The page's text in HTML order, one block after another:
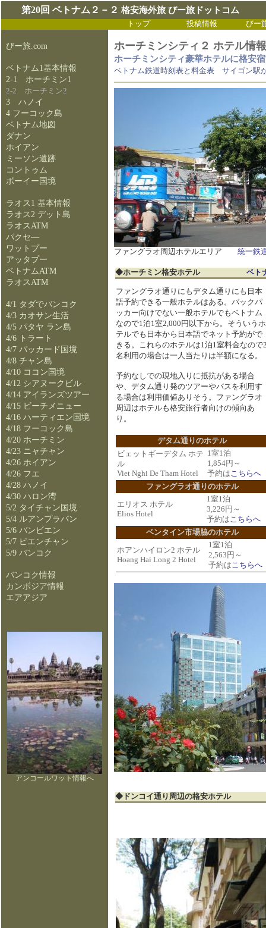
第20回 ベトナム２－２ 格安海外旅 びー旅ドットコム
トップ 投稿情報 びー
びー旅.com
ベトナム1基本情報
2-1 ホーチミン1
2-2 ホーチミン2
3 ハノイ
4 フーコック島
ベトナム地図
ダナン
ホイアン
ミーソン遺跡
コントゥム
ボーイー国境
ラオス1 基本情報
ラオス2 デット島
ラオスATM
パクセ―
ワットプー
アッタプー
ベトナムATM
ラオスATM
4/1 タダでバンコク
4/3 カオサン生活
4/5 パタヤ ラン島
4/6 トラート
4/7 パッカード国境
4/8 チャン島
4/10 ココン国境
4/12 シアヌークビル
4/14 アイランズツアー
4/15 ビーチメニュー
4/16 ハーティエン国境
4/18 フーコック島
4/20 ホーチミン
4/23 ニャチャン
4/26 ホイアン
4/26 フエ
4/28 ハノイ
4/30 ハロン湾
5/2 タイチャン国境
5/4 ルアンプラバン
5/6 バンビエン
5/7 ビエンチャン
5/9 バンコク
バンコク情報
カンボジア情報
エアアジア
アンコールワット情報へ
ホーチミンシティ２ ホテル情
ホーチミンシティ豪華ホテルに格
ベトナム鉄道時刻表と料金表 サイゴン駅
ファングラオ周辺ホテルエリア 統一鉄
◆ホーチミン格安ホテル ベト
ファングラオ通りにもデタム通りにも日本
語予約できる一般ホテルはある。バックパ
ッカー向けでない一般ホテルでもベトナム
なので1泊1室2,000円以下から。そういうホ
テルでも日本から日本語でネット予約がで
きる。これらのホテルは1泊1室料金なので
名利用の場合は一人当たりは半額になる。
予約なしでの現地入りに抵抗がある場合
や、デタム通り発のツアーやバスを利用す
る場合は利用価値ありそう。ファングラオ
周辺はホテルも格安旅行者向けの傾向あ
り。
デタム通りのホテル
ビェットギーデタム ホテ
ル
Viet Nghi De Tham Hotel
1室1泊
1,854円～
予約はこちらへ
ファングラオ通りのホテル
エリオス ホテル
Elios Hotel
1室1泊
3,226円～
予約はこちらへ
ベンタイン市場脇のホテル
ホアンハイロン2 ホテル
Hoang Hai Long 2 Hotel
1室1泊
2,563円～
予約はこちらへ
◆ドンコイ通り周辺の格安ホテル